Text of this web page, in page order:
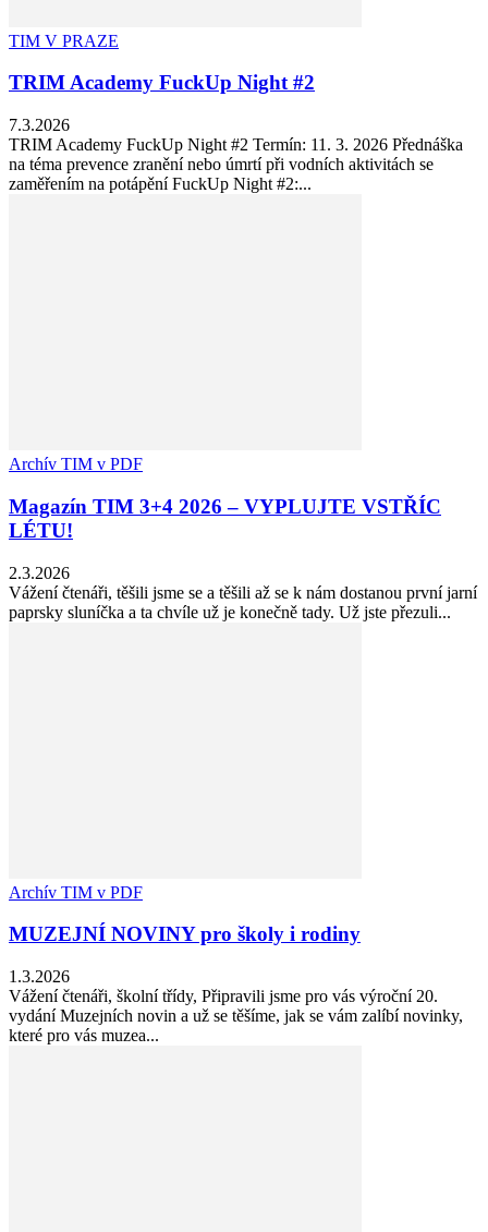
TIM V PRAZE
TRIM Academy FuckUp Night #2
7.3.2026
TRIM Academy FuckUp Night #2 Termín: 11. 3. 2026 Přednáška
na téma prevence zranění nebo úmrtí při vodních aktivitách se
zaměřením na potápění FuckUp Night #2:...
Archív TIM v PDF
Magazín TIM 3+4 2026 – VYPLUJTE VSTŘÍC
LÉTU!
2.3.2026
Vážení čtenáři, těšili jsme se a těšili až se k nám dostanou první jarní
paprsky sluníčka a ta chvíle už je konečně tady. Už jste přezuli...
Archív TIM v PDF
MUZEJNÍ NOVINY pro školy i rodiny
1.3.2026
Vážení čtenáři, školní třídy, Připravili jsme pro vás výroční 20.
vydání Muzejních novin a už se těšíme, jak se vám zalíbí novinky,
které pro vás muzea...